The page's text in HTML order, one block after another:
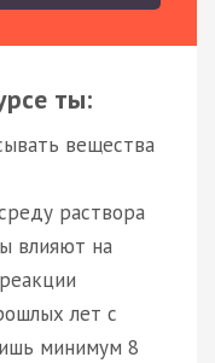
ты:
вещества
раствора
влияют на
лет с
минимум 8